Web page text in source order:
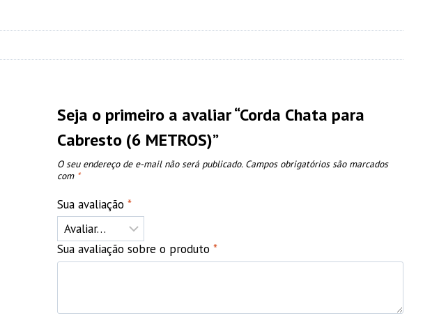
Seja o primeiro a avaliar “Corda Chata para
Cabresto (6 METROS)”
O seu endereço de e-mail não será publicado. Campos obrigatórios são marcados
com *
Sua avaliação*
Sua avaliação sobre o produto*